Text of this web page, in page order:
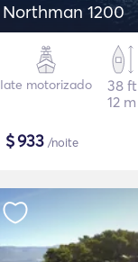
Northman 1200
Iate motorizado
38 ft
12 m
$933 /noite